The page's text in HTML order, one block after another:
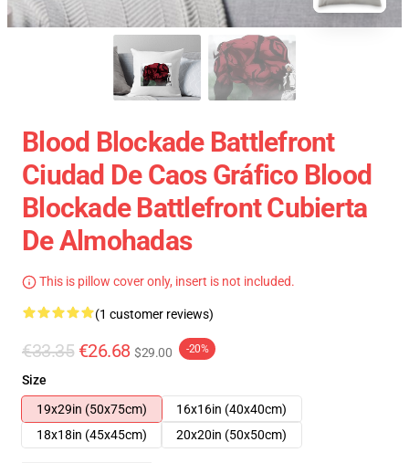
Blood Blockade Battlefront
Ciudad De Caos Gráfico Blood
Blockade Battlefront Cubierta
De Almohadas
This is pillow cover only, insert is not included.
(1 customer reviews)
€33.35 €26.68 $29.00 -20%
Size
19x29in (50x75cm)
16x16in (40x40cm)
18x18in (45x45cm)
20x20in (50x50cm)